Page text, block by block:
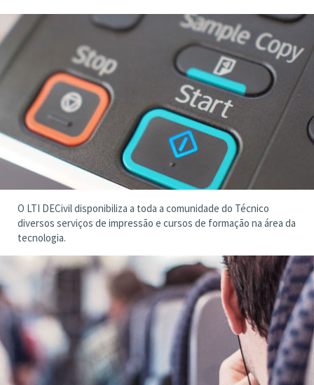
O LTI DECivil disponibiliza a toda a comunidade do Técnico
diversos serviços de impressão e cursos de formação na área da
tecnologia.